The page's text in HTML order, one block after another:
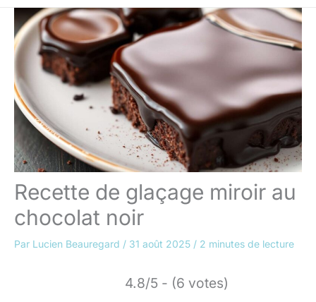
Recette de glaçage miroir au
chocolat noir
Par Lucien Beauregard / 31 août 2025 / 2 minutes de lecture
4.8/5 - (6 votes)